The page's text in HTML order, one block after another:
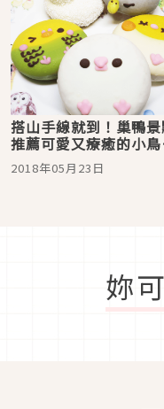
搭山手線就到！巢鴨
推薦可愛又療癒的小鳥
啡
2018年05月23日
妳